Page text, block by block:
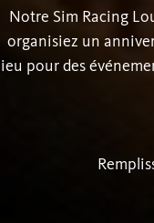
Notre Sim Racing
organisiez un
pour des